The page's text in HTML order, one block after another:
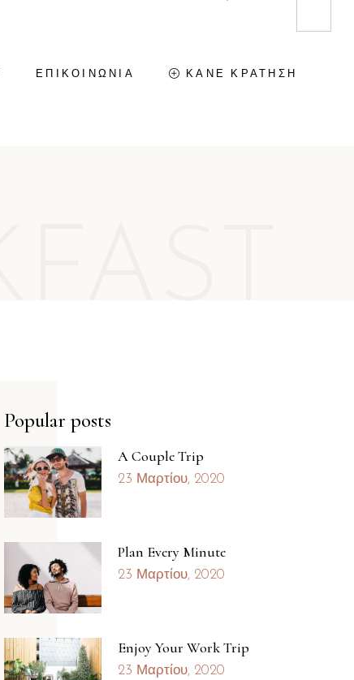
ΕΠΙΚΟΙΝΩΝΙΑ ΚΑΝΕ ΚΡΑΤΗΣΗ
Popular posts
A Couple Trip
23 Μαρτίου, 2020
Plan Every Minute
23 Μαρτίου, 2020
Enjoy Your Work Trip
23 Μαρτίου, 2020